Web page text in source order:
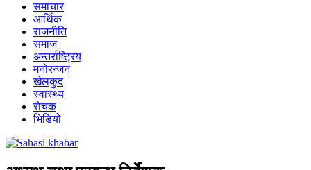
समाचार
आर्थिक
राजनीति
समाज
अन्तर्राष्ट्रिय
मनोरन्जन
खेलकुद
स्वास्थ्य
रोचक
भिडियो